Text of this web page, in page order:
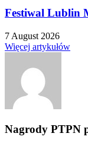
Festiwal Lublin
7 August 2026
Więcej artykułów
Nagrody PTPN